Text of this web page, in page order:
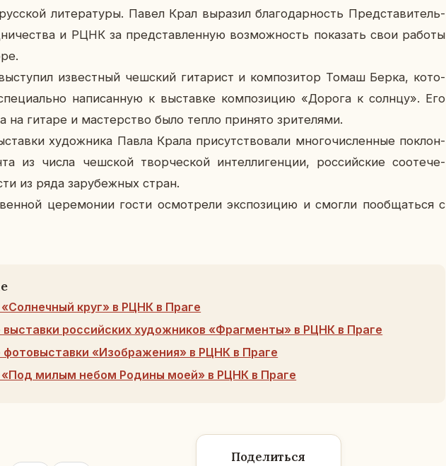
ли­те­ра­ту­ры. Павел Крал вы­ра­зил бла­го­дар­ность Пред­ста­ви­тель­
и РЦНК за пред­став­лен­ную воз­мож­ность по­ка­зать свои работы
из­вест­ный чеш­ский ги­та­рист и ком­по­зи­тор Томаш Берка, ко­то­
на­пи­сан­ную к вы­став­ке ком­по­зи­цию «Дорога к солнцу». Его
на гитаре и ма­стер­ство было тепло при­ня­то зри­те­ля­ми.
ху­дож­ни­ка Павла Крала при­сут­ство­ва­ли мно­го­чис­лен­ные по­клон­
из числа чеш­ской твор­че­ской ин­тел­ли­ген­ции, рос­сий­ские со­оте­че­
из ряда за­ру­беж­ных стран.
це­ре­мо­нии гости осмот­ре­ли экс­по­зи­цию и смогли по­об­щать­ся с
круг» в РЦНК в Праге
российских художников «Фрагменты» в РЦНК в Праге
«Изображения» в РЦНК в Праге
«Под милым небом Родины моей» в РЦНК в Праге
Поделиться